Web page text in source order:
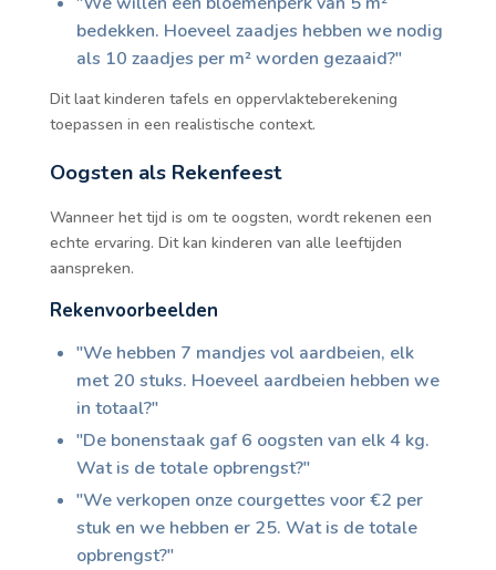
bedekken. Hoeveel zaadjes hebben we nodig
als 10 zaadjes per m² worden gezaaid?"
Dit laat kinderen tafels en oppervlakteberekening
toepassen in een realistische context.
Oogsten als Rekenfeest
Wanneer het tijd is om te oogsten, wordt rekenen een
echte ervaring. Dit kan kinderen van alle leeftijden
aanspreken.
Rekenvoorbeelden
"We hebben 7 mandjes vol aardbeien, elk
met 20 stuks. Hoeveel aardbeien hebben we
in totaal?"
"De bonenstaak gaf 6 oogsten van elk 4 kg.
Wat is de totale opbrengst?"
"We verkopen onze courgettes voor €2 per
stuk en we hebben er 25. Wat is de totale
opbrengst?"